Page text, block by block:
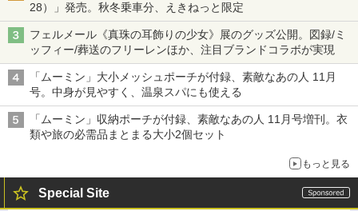
28）」発売。秋冬乗車分、えきねっと限定
フェルメール《真珠の耳飾りの少女》展のグッズ公開。図録/ミ
ッフィー/葬送のフリーレンほか、注目ブランドコラボが実現
「ムーミン」大小メッシュポーチが付録、素敵なあの人 11月
号。中身が見やすく、温泉スパにも使える
「ムーミン」収納ポーチが付録、素敵なあの人 11月号増刊。衣
類や旅の必需品まとまる大小2個セット
もっと見る
Special Site